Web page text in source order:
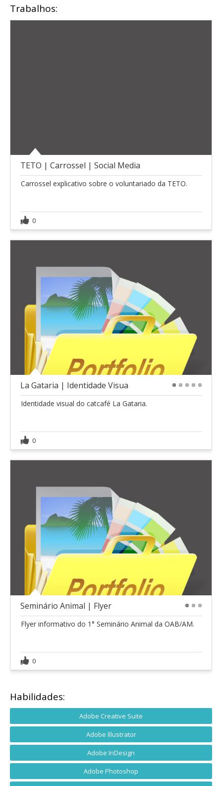
Trabalhos:
TETO | Carrossel | Social Media
Carrossel explicativo sobre o voluntariado da TETO.
0
La Gataria | Identidade Visua
Identidade visual do catcafé La Gataria.
0
Seminário Animal | Flyer
Flyer informativo do 1° Seminário Animal da OAB/AM.
0
Habilidades:
Adobe Creative Suite
Adobe Illustrator
Adobe InDesign
Adobe Photoshop